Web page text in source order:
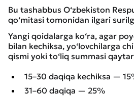
Bu tashabbus O‘zbekiston
qo‘mitasi tomonidan ilgari
Yangi qoidalarga ko‘ra, agar
bilan kechiksa, yo‘lovchilarga
qismi yoki to‘liq summasi
15–30 daqiqa kechiksa —
31–60 daqiqa — 25%